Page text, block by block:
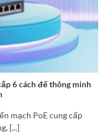
6 cách để thông minh
mạch PoE cung cấp
[...]